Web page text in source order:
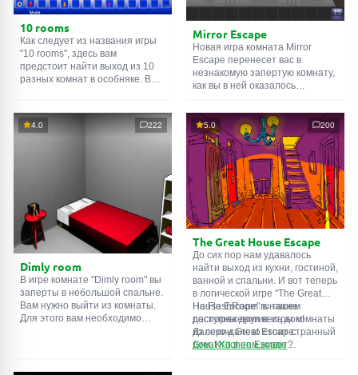
10 rooms
Как следует из названия игры
"10 rooms", здесь вам
предстоит найти выход из 10
разных комнат в особняке. В
их, чтобы выйти. Выход из
одной комнаты является
Mirror Escape
Новая игра комната Mirror
Escape перенесет вас в
незнакомую запертую комнату,
как вы в ней оказалось
смекалки попробуйте решить
все, приготовленные авторами
для вас, головоломки и найти
выход на свободу.
Внимательно осмотрите
помещение, возможно вы
сможете найти какие-нибудь
подсказки. Желаем удачи!
4.0 222
Dimly room
В игре комнате "Dimly room" вы
заперты в небольшой спальне.
Вам нужно выйти из комнаты.
Для этого вам необходимо
5.0 200
The Great House Escape
До сих пор нам удавалось
найти выход из кухни, гостиной,
ванной и спальни. И вот теперь
в логической игре "The Great
House Escape" в нашем
распоряжении весь дом!
Далеко-далеко стоит странный
дом. Кто в нем живет?
На FlashRoom.ru также
доступны другие игры комнаты
из серии Great Escape:
Great Kitchen Escape